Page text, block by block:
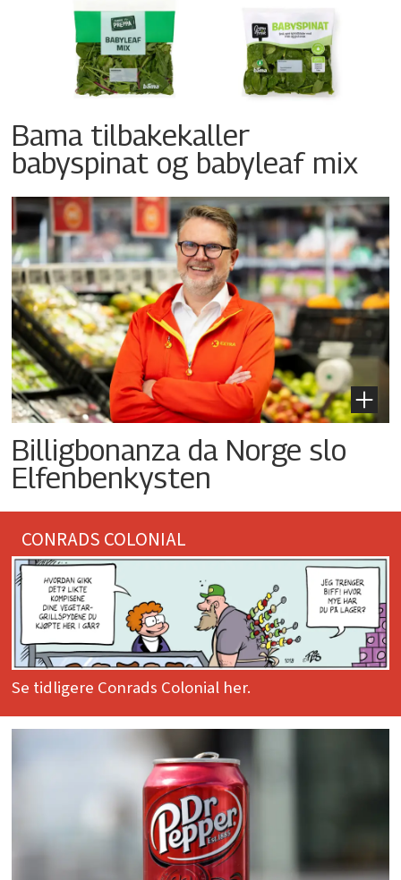
Bama tilbakekaller
babyspinat og babyleaf mix
Billigbonanza da Norge slo
Elfenbenkysten
CONRADS COLONIAL
Se tidligere Conrads Colonial her.